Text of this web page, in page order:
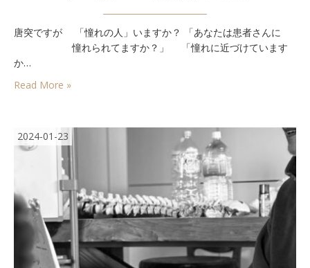
唐突ですが 「憧れの人」いますか？ 「あなたは患者さんに
憧れられてますか？」 「憧れに近づけています
か…
Read More »
2024-01-23